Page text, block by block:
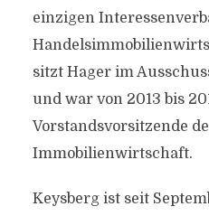
einzigen
sitzt Hager im
und war von 2013 bis
Vorstandsvorsitzende
Immobilienwirtschaft.
Keysberg ist seit